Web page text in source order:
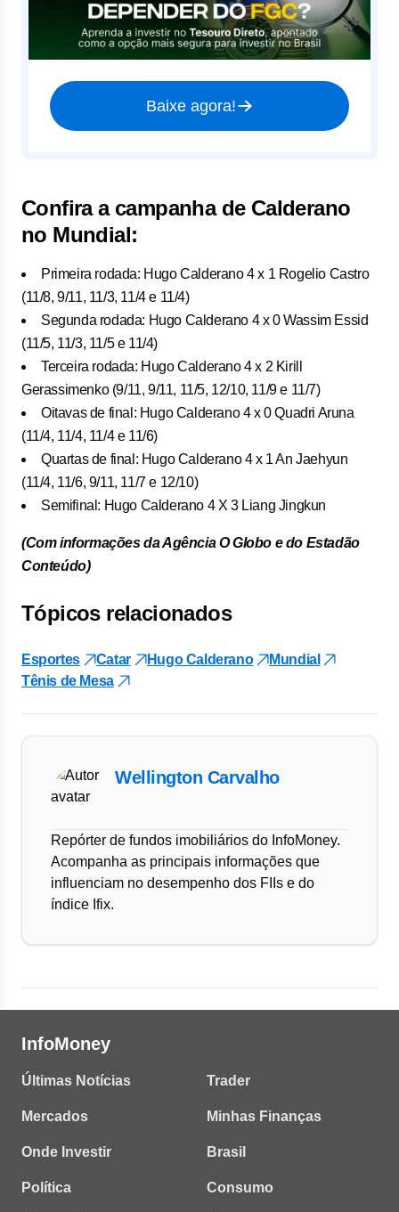
Baixe agora!
Confira a campanha de Calderano
no Mundial:
Primeira rodada: Hugo Calderano 4 x 1 Rogelio Castro
(11/8, 9/11, 11/3, 11/4 e 11/4)
Segunda rodada: Hugo Calderano 4 x 0 Wassim Essid
(11/5, 11/3, 11/5 e 11/4)
Terceira rodada: Hugo Calderano 4 x 2 Kirill
Gerassimenko (9/11, 9/11, 11/5, 12/10, 11/9 e 11/7)
Oitavas de final: Hugo Calderano 4 x 0 Quadri Aruna
(11/4, 11/4, 11/4 e 11/6)
Quartas de final: Hugo Calderano 4 x 1 An Jaehyun
(11/4, 11/6, 9/11, 11/7 e 12/10)
Semifinal: Hugo Calderano 4 X 3 Liang Jingkun
(Com informações da Agência O Globo e do Estadão
Conteúdo)
Tópicos relacionados
Esportes Catar Hugo Calderano
Mundial
Tênis de Mesa
Wellington Carvalho
Repórter de fundos imobiliários do InfoMoney.
Acompanha as principais informações que
influenciam no desempenho dos FIIs e do
índice Ifix.
InfoMoney
Últimas Notícias
Mercados
Onde Investir
Política
Trader
Minhas Finanças
Brasil
Consumo